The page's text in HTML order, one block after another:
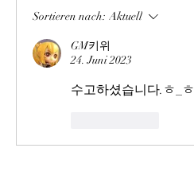
Sortieren nach: Aktuell
GM키위
24. Juni 2023
수고하셨습니다.ㅎ_ㅎ